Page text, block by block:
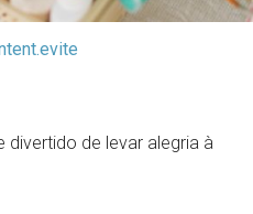
divertido de levar alegria à